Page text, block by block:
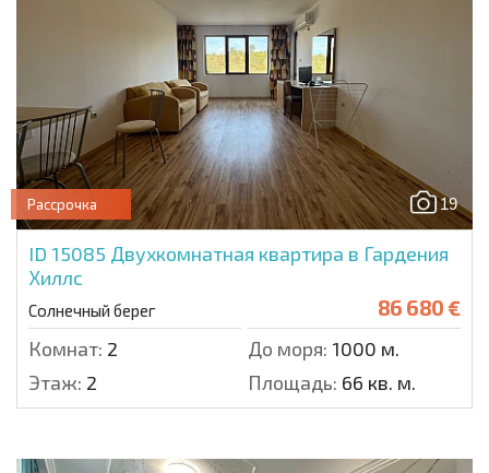
19
Рассрочка
ID 15085 Двухкомнатная квартира в Гардения
Хиллс
Солнечный берег 86 680 €
Комнат: 2 До моря: 1000 м.
Этаж: 2 Площадь: 66 кв. м.